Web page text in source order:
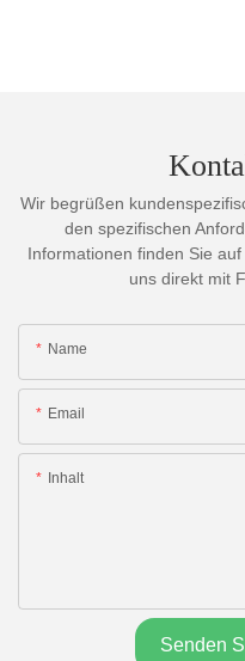
Wir begrüßen
den spezifischen
Informationen finden Sie
uns direkt mit
Name
Email
Inhalt
Senden